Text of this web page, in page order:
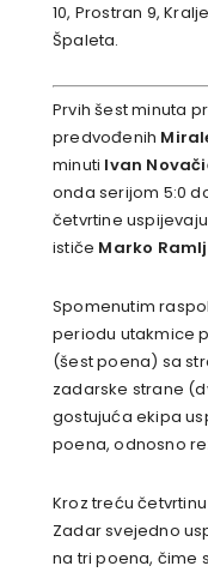
10, Prostran 9,
Špaleta.
Prvih šest minuta
predvođenih
minuti Ivan
onda serijom 5:0
četvrtine
ističe Marko
Spomenutim
periodu utakmice
(šest poena) sa
zadarske strane
gostujuća ekipa
poena, odnosno
Kroz treću
Zadar svejedno
na tri poena, čime